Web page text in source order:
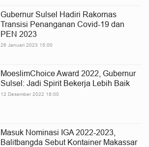
Gubernur Sulsel Hadiri Rakornas
Transisi Penanganan Covid-19 dan
PEN 2023
26 Januari 2023 15:00
MoeslimChoice Award 2022, Gubernur
Sulsel: Jadi Spirit Bekerja Lebih Baik
12 Desember 2022 18:00
Masuk Nominasi IGA 2022-2023,
Balitbangda Sebut Kontainer Makassar